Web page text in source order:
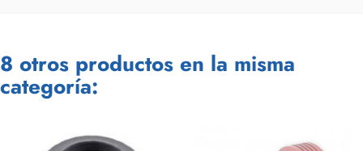
8 otros productos en la misma
categoría: